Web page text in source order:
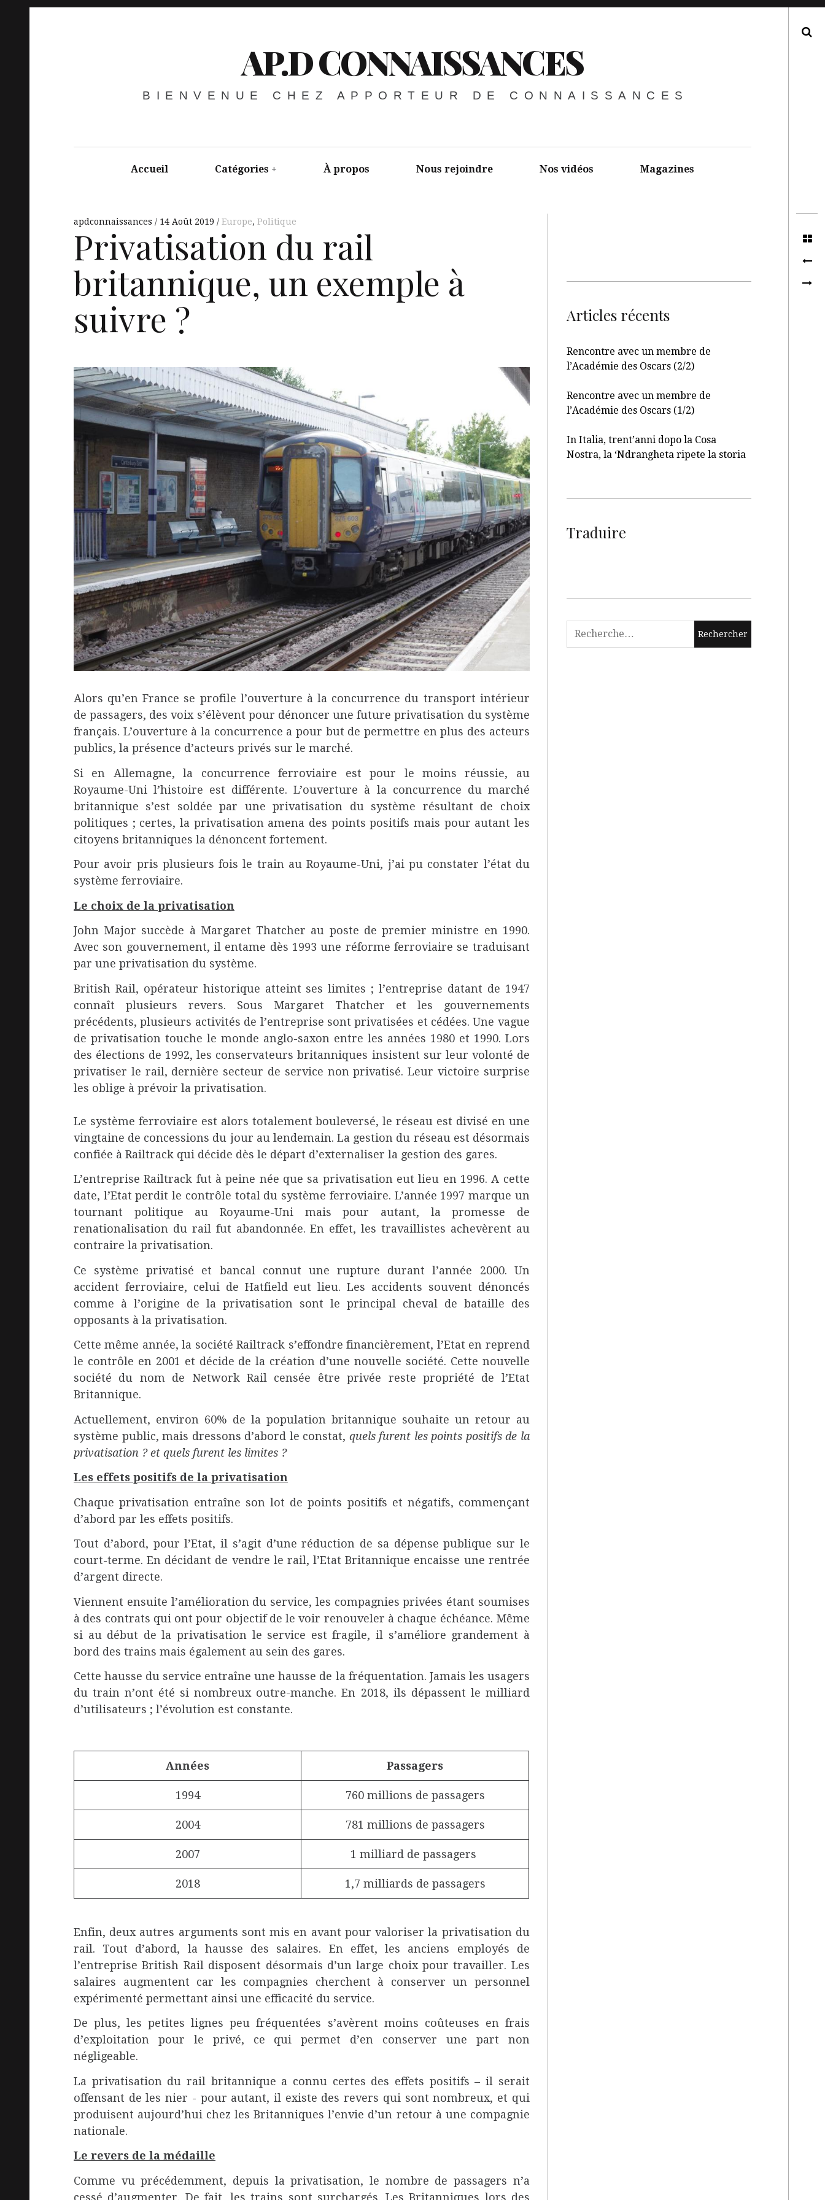
AP.D CONNAISSANCES
BIENVENUE CHEZ APPORTEUR DE CONNAISSANCES
Accueil Catégories À propos Nous rejoindre Nos vidéos Magazines
apdconnaissances 14 Août 2019 Europe, Politique
Privatisation du rail
britannique, un exemple à
suivre ?
Alors qu’en France se profile l’ouverture à la concurrence du transport intérieur
de passagers, des voix s’élèvent pour dénoncer une future privatisation du système
français. L’ouverture à la concurrence a pour but de permettre en plus des acteurs
publics, la présence d’acteurs privés sur le marché.
Si en Allemagne, la concurrence ferroviaire est pour le moins réussie, au
Royaume-Uni l’histoire est différente. L’ouverture à la concurrence du marché
britannique s’est soldée par une privatisation du système résultant de choix
politiques ; certes, la privatisation amena des points positifs mais pour autant les
citoyens britanniques la dénoncent fortement.
Pour avoir pris plusieurs fois le train au Royaume-Uni, j’ai pu constater l’état du
système ferroviaire.
Le choix de la privatisation
John Major succède à Margaret Thatcher au poste de premier ministre en 1990.
Avec son gouvernement, il entame dès 1993 une réforme ferroviaire se traduisant
par une privatisation du système.
British Rail, opérateur historique atteint ses limites ; l’entreprise datant de 1947
connaît plusieurs revers. Sous Margaret Thatcher et les gouvernements
précédents, plusieurs activités de l’entreprise sont privatisées et cédées. Une vague
de privatisation touche le monde anglo-saxon entre les années 1980 et 1990. Lors
des élections de 1992, les conservateurs britanniques insistent sur leur volonté de
privatiser le rail, dernière secteur de service non privatisé. Leur victoire surprise
les oblige à prévoir la privatisation.
Le système ferroviaire est alors totalement bouleversé, le réseau est divisé en une
vingtaine de concessions du jour au lendemain. La gestion du réseau est désormais
confiée à Railtrack qui décide dès le départ d’externaliser la gestion des gares.
L’entreprise Railtrack fut à peine née que sa privatisation eut lieu en 1996. A cette
date, l’Etat perdit le contrôle total du système ferroviaire. L’année 1997 marque un
tournant politique au Royaume-Uni mais pour autant, la promesse de
renationalisation du rail fut abandonnée. En effet, les travaillistes achevèrent au
contraire la privatisation.
Ce système privatisé et bancal connut une rupture durant l’année 2000. Un
accident ferroviaire, celui de Hatfield eut lieu. Les accidents souvent dénoncés
comme à l’origine de la privatisation sont le principal cheval de bataille des
opposants à la privatisation.
Cette même année, la société Railtrack s’effondre financièrement, l’Etat en reprend
le contrôle en 2001 et décide de la création d’une nouvelle société. Cette nouvelle
société du nom de Network Rail censée être privée reste propriété de l’Etat
Britannique.
Actuellement, environ 60% de la population britannique souhaite un retour au
système public, mais dressons d’abord le constat, quels furent les points positifs de la
privatisation ? et quels furent les limites ?
Les effets positifs de la privatisation
Chaque privatisation entraîne son lot de points positifs et négatifs, commençant
d’abord par les effets positifs.
Tout d’abord, pour l’Etat, il s’agit d’une réduction de sa dépense publique sur le
court-terme. En décidant de vendre le rail, l’Etat Britannique encaisse une rentrée
d’argent directe.
Viennent ensuite l’amélioration du service, les compagnies privées étant soumises
à des contrats qui ont pour objectif de le voir renouveler à chaque échéance. Même
si au début de la privatisation le service est fragile, il s’améliore grandement à
bord des trains mais également au sein des gares.
Cette hausse du service entraîne une hausse de la fréquentation. Jamais les usagers
du train n’ont été si nombreux outre-manche. En 2018, ils dépassent le milliard
d’utilisateurs ; l’évolution est constante.
Années Passagers
1994 760 millions de passagers
2004 781 millions de passagers
2007 1 milliard de passagers
2018 1,7 milliards de passagers
Enfin, deux autres arguments sont mis en avant pour valoriser la privatisation du
rail. Tout d’abord, la hausse des salaires. En effet, les anciens employés de
l’entreprise British Rail disposent désormais d’un large choix pour travailler. Les
salaires augmentent car les compagnies cherchent à conserver un personnel
expérimenté permettant ainsi une efficacité du service.
De plus, les petites lignes peu fréquentées s’avèrent moins coûteuses en frais
d’exploitation pour le privé, ce qui permet d’en conserver une part non
négligeable.
La privatisation du rail britannique a connu certes des effets positifs – il serait
offensant de les nier - pour autant, il existe des revers qui sont nombreux, et qui
produisent aujourd’hui chez les Britanniques l’envie d’un retour à une compagnie
nationale.
Le revers de la médaille
Comme vu précédemment, depuis la privatisation, le nombre de passagers n’a
cessé d’augmenter. De fait, les trains sont surchargés. Les Britanniques lors des
Articles récents
Rencontre avec un membre de
l’Académie des Oscars (2/2)
Rencontre avec un membre de
l’Académie des Oscars (1/2)
In Italia, trent’anni dopo la Cosa
Nostra, la ‘Ndrangheta ripete la storia
Traduire